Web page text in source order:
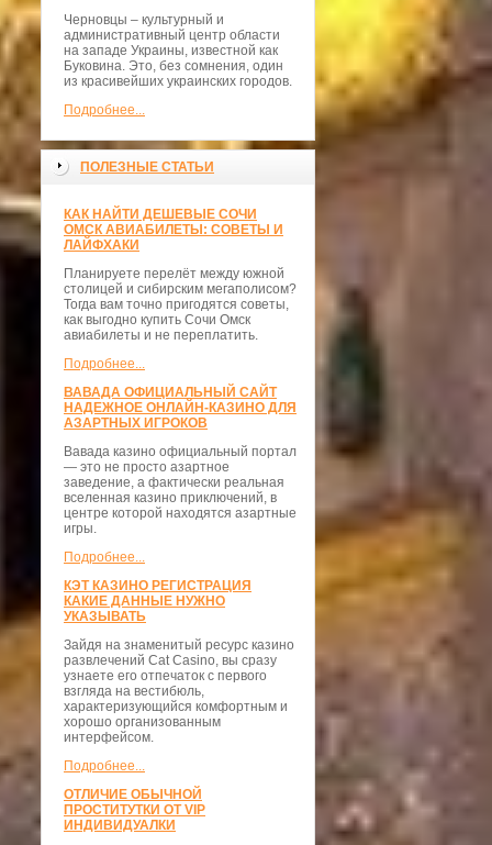
Черновцы – культурный и
административный центр области
на западе Украины, известной как
Буковина. Это, без сомнения, один
из красивейших украинских городов.
Подробнее...
ПОЛЕЗНЫЕ СТАТЬИ
КАК НАЙТИ ДЕШЕВЫЕ СОЧИ
ОМСК АВИАБИЛЕТЫ: СОВЕТЫ И
ЛАЙФХАКИ
Планируете перелёт между южной
столицей и сибирским мегаполисом?
Тогда вам точно пригодятся советы,
как выгодно купить Сочи Омск
авиабилеты и не переплатить.
Подробнее...
ВАВАДА ОФИЦИАЛЬНЫЙ САЙТ
НАДЕЖНОЕ ОНЛАЙН-КАЗИНО ДЛЯ
АЗАРТНЫХ ИГРОКОВ
Вавада казино официальный портал
— это не просто азартное
заведение, а фактически реальная
вселенная казино приключений, в
центре которой находятся азартные
игры.
Подробнее...
КЭТ КАЗИНО РЕГИСТРАЦИЯ
КАКИЕ ДАННЫЕ НУЖНО
УКАЗЫВАТЬ
Зайдя на знаменитый ресурс казино
развлечений Cat Casino, вы сразу
узнаете его отпечаток с первого
взгляда на вестибюль,
характеризующийся комфортным и
хорошо организованным
интерфейсом.
Подробнее...
ОТЛИЧИЕ ОБЫЧНОЙ
ПРОСТИТУТКИ ОТ VIP
ИНДИВИДУАЛКИ